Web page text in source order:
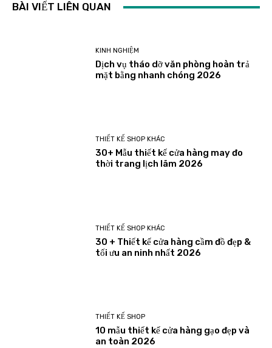
BÀI VIẾT LIÊN QUAN
KINH NGHIỆM
Dịch vụ tháo dỡ văn phòng hoàn trả
mặt bằng nhanh chóng 2026
THIẾT KẾ SHOP KHÁC
30+ Mẫu thiết kế cửa hàng may đo
thời trang lịch lãm 2026
THIẾT KẾ SHOP KHÁC
30 + Thiết kế cửa hàng cầm đồ đẹp &
tối ưu an ninh nhất 2026
THIẾT KẾ SHOP
10 mẫu thiết kế cửa hàng gạo đẹp và
an toàn 2026